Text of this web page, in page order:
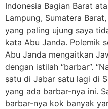
Indonesia Bagian Barat
Lampung, Sumatera
yang paling ujung saya
kata Abu Janda. Polemik
Abu Janda mengaitkan
dengan istilah “barbar”.
satu di Jabar satu lagi di
yang ada barbar-nya ini.
barbar-nya kok banyak